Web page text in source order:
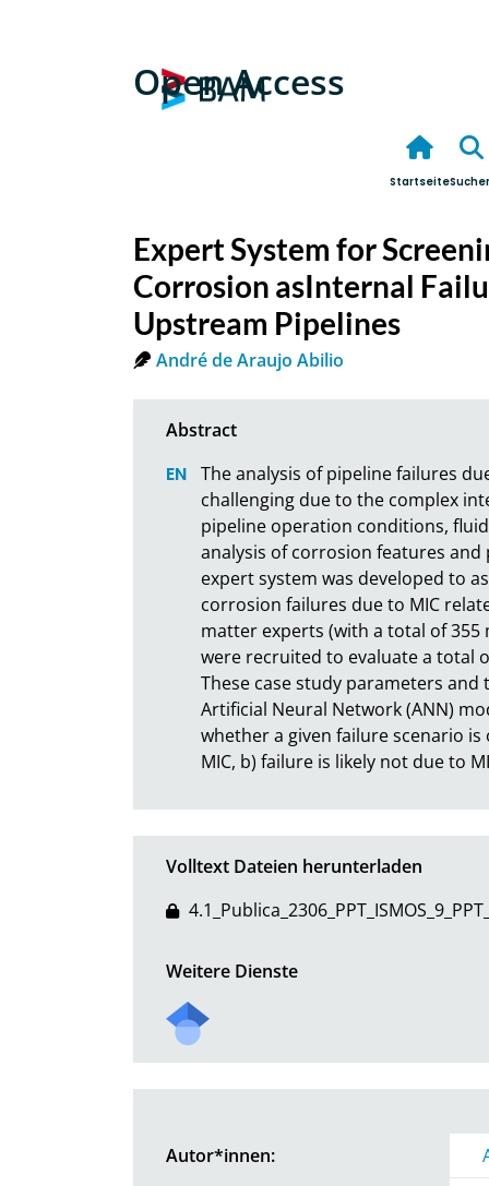
Open Access
Startseite
Expert System for
Corrosion asInternal
Upstream Pipelines
André de Araujo Abilio
The analysis of pipeline failures
challenging due to the complex
pipeline operation conditions,
analysis of corrosion features
expert system was developed to
corrosion failures due to MIC
matter experts (with a total of 355
were recruited to evaluate a total
These case study parameters
Artificial Neural Network (ANN)
whether a given failure scenario
MIC, b) failure is likely not due to
Volltext Dateien herunterladen
Weitere Dienste
Autor*innen: